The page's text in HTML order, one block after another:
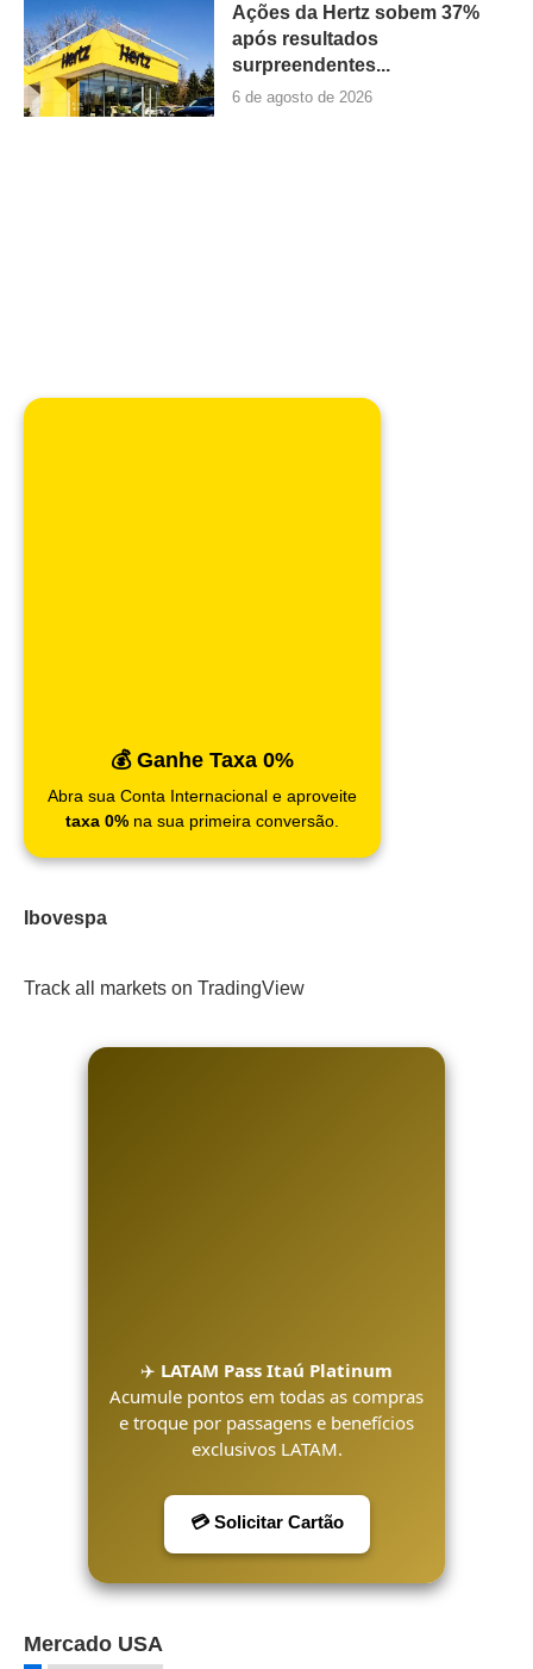
Ações da Hertz sobem 37%
após resultados
surpreendentes...
6 de agosto de 2026
💰 Ganhe Taxa 0%
Abra sua Conta Internacional e aproveite
taxa 0% na sua primeira conversão.
Ibovespa
Track all markets on TradingView
✈️ LATAM Pass Itaú Platinum
Acumule pontos em todas as compras
e troque por passagens e benefícios
exclusivos LATAM.
💳 Solicitar Cartão
Mercado USA